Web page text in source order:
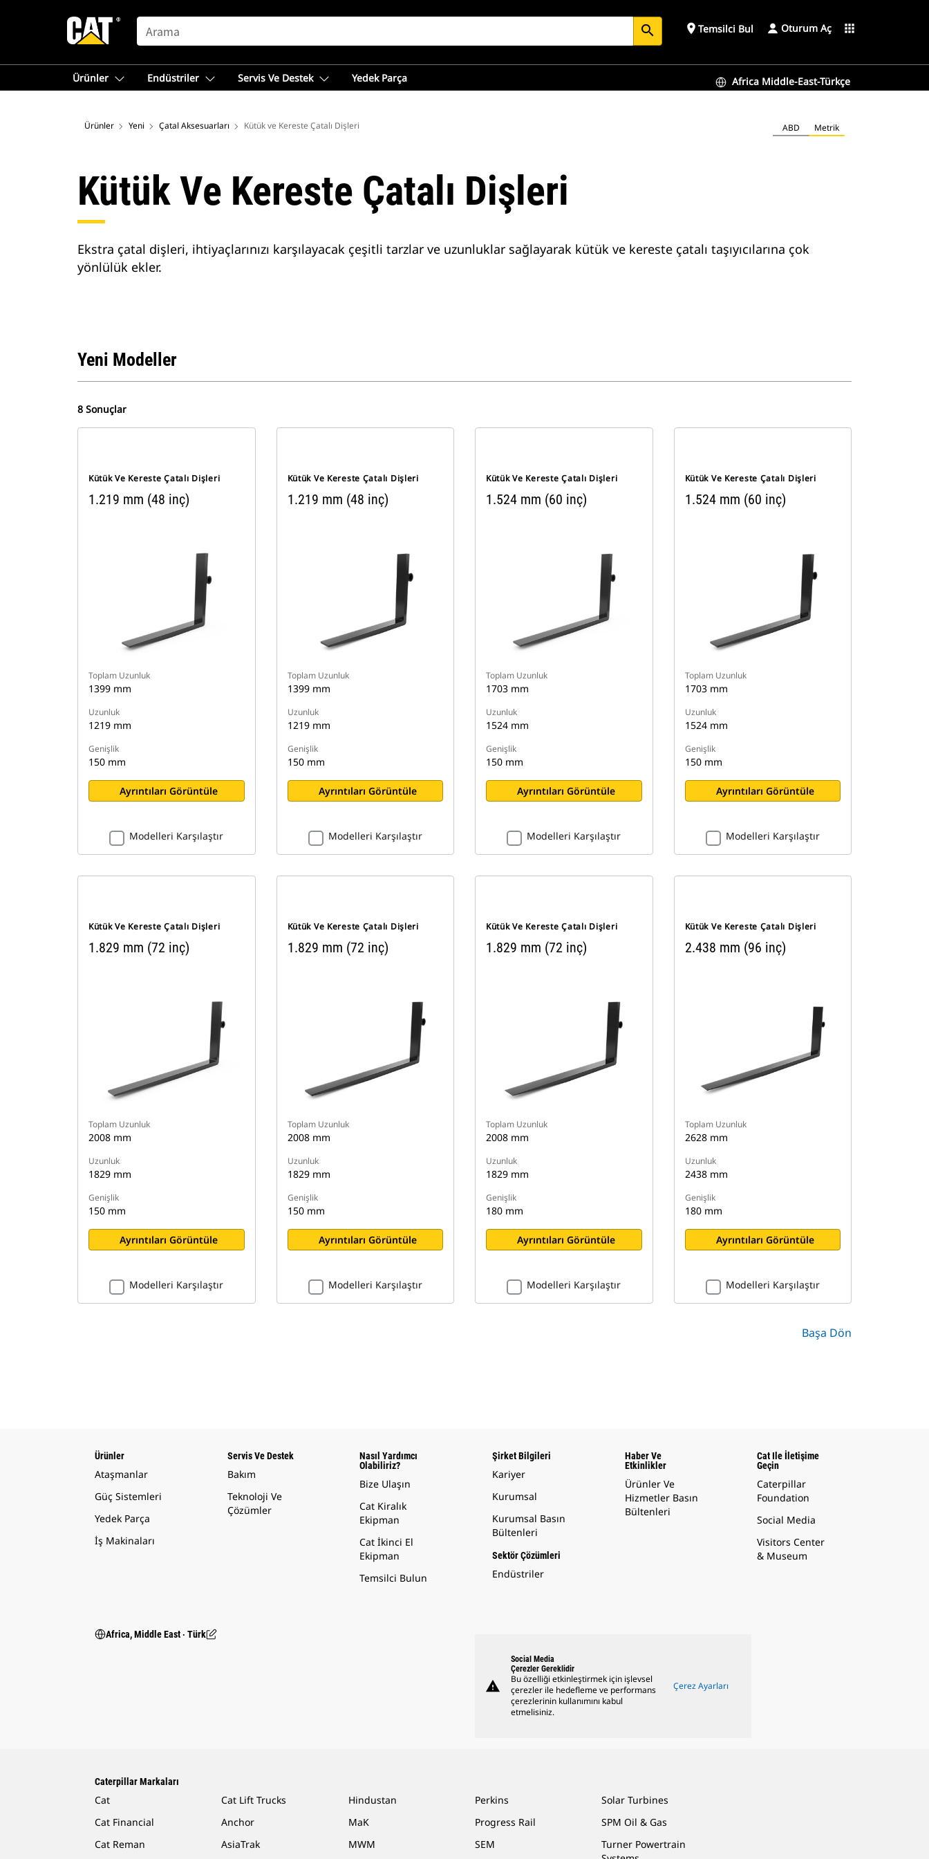
SEARCH search place Temsilci Bul Oturum Aç apps
Ürünler Endüstriler Servis Ve Destek Yedek Parça Africa Middle-East-Türkçe
Ürünler Yeni Çatal Aksesuarları Kütük ve Kereste Çatalı Dişleri ABD Metrik
Kütük Ve Kereste Çatalı Dişleri
Ekstra çatal dişleri, ihtiyaçlarınızı karşılayacak çeşitli tarzlar ve uzunluklar sağlayarak kütük ve kereste çatalı taşıyıcılarına çok
yönlülük ekler.
Yeni Modeller
8 Sonuçlar
Kütük Ve Kereste Çatalı Dişleri
1.219 mm (48 inç)
Toplam Uzunluk
1399 mm
Uzunluk
1219 mm
Genişlik
150 mm
Ayrıntıları Görüntüle
Modelleri Karşılaştır
Kütük Ve Kereste Çatalı Dişleri
1.219 mm (48 inç)
Toplam Uzunluk
1399 mm
Uzunluk
1219 mm
Genişlik
150 mm
Ayrıntıları Görüntüle
Modelleri Karşılaştır
Kütük Ve Kereste Çatalı Dişleri
1.524 mm (60 inç)
Toplam Uzunluk
1703 mm
Uzunluk
1524 mm
Genişlik
150 mm
Ayrıntıları Görüntüle
Modelleri Karşılaştır
Kütük Ve Kereste Çatalı Dişleri
1.524 mm (60 inç)
Toplam Uzunluk
1703 mm
Uzunluk
1524 mm
Genişlik
150 mm
Ayrıntıları Görüntüle
Modelleri Karşılaştır
Kütük Ve Kereste Çatalı Dişleri
1.829 mm (72 inç)
Toplam Uzunluk
2008 mm
Uzunluk
1829 mm
Genişlik
150 mm
Ayrıntıları Görüntüle
Modelleri Karşılaştır
Kütük Ve Kereste Çatalı Dişleri
1.829 mm (72 inç)
Toplam Uzunluk
2008 mm
Uzunluk
1829 mm
Genişlik
150 mm
Ayrıntıları Görüntüle
Modelleri Karşılaştır
Kütük Ve Kereste Çatalı Dişleri
1.829 mm (72 inç)
Toplam Uzunluk
2008 mm
Uzunluk
1829 mm
Genişlik
180 mm
Ayrıntıları Görüntüle
Modelleri Karşılaştır
Kütük Ve Kereste Çatalı Dişleri
2.438 mm (96 inç)
Toplam Uzunluk
2628 mm
Uzunluk
2438 mm
Genişlik
180 mm
Ayrıntıları Görüntüle
Modelleri Karşılaştır
Başa Dön
Ürünler
Ataşmanlar
Güç Sistemleri
Yedek Parça
İş Makinaları
Servis Ve Destek
Bakım
Teknoloji Ve
Çözümler
Nasıl Yardımcı
Olabiliriz?
Bize Ulaşın
Cat Kiralık
Ekipman
Cat İkinci El
Ekipman
Temsilci Bulun
Şirket Bilgileri
Kariyer
Kurumsal
Kurumsal Basın
Bültenleri
Sektör Çözümleri
Endüstriler
Haber Ve
Etkinlikler
Ürünler Ve
Hizmetler Basın
Bültenleri
Cat Ile İletişime
Geçin
Caterpillar
Foundation
Social Media
Visitors Center
& Museum
Africa, Middle East ‧ Türk
warning
Social Media
Çerezler Gereklidir
Bu özelliği etkinleştirmek için işlevsel
çerezler ile hedefleme ve performans
çerezlerinin kullanımını kabul
etmelisiniz.
Çerez Ayarları
Caterpillar Markaları
Cat
Cat Financial
Cat Reman
Cat Lift Trucks
Anchor
AsiaTrak
Hindustan
MaK
MWM
Perkins
Progress Rail
SEM
Solar Turbines
SPM Oil & Gas
Turner Powertrain